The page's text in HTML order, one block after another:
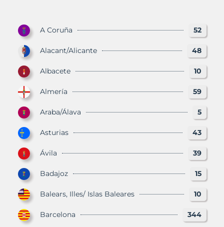
A Coruña 52
Alacant/Alicante 48
Albacete 10
Almería 59
Araba/Álava 5
Asturias 43
Ávila 39
Badajoz 15
Balears, Illes/ Islas Baleares 10
Barcelona 344